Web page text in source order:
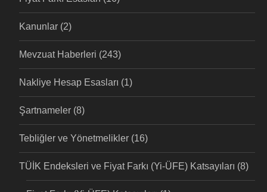
Kanunlar (2)
Mevzuat Haberleri (243)
Nakliye Hesap Esasları (1)
Şartnameler (8)
Tebliğler ve Yönetmelikler (16)
TÜİK Endeksleri ve Fiyat Farkı (Yi-ÜFE) Katsayıları (8)